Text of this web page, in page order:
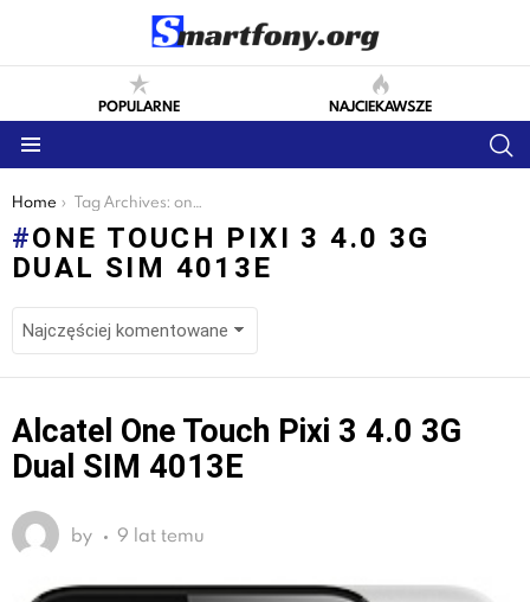
POPULARNE NAJCIEKAWSZE
You are here:
Home Tag Archives: one touch pixi 3 4.0 3g dual sim 4013e
ONE TOUCH PIXI 3 4.0 3G
DUAL SIM 4013E
LATEST
STORIES
Alcatel One Touch Pixi 3 4.0 3G
Dual SIM 4013E
by 9 lat temu